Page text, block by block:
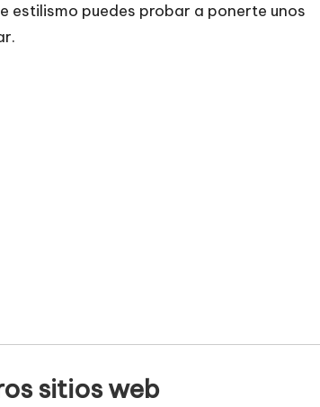
estilismo puedes probar a ponerte unos
sitios web